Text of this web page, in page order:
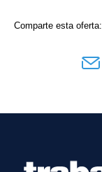
Comparte esta oferta: